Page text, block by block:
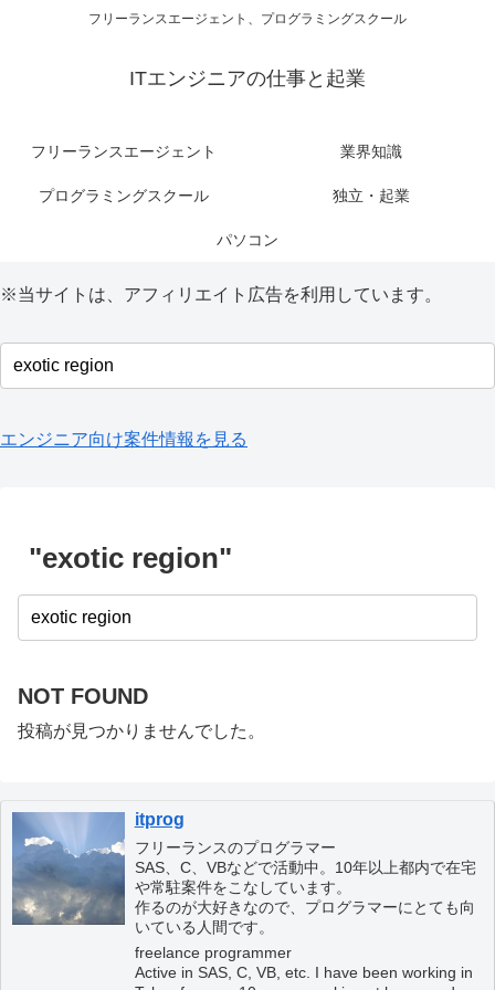
フリーランスエージェント、プログラミングスクール
ITエンジニアの仕事と起業
フリーランスエージェント 業界知識
プログラミングスクール 独立・起業
パソコン
※当サイトは、アフィリエイト広告を利用しています。
エンジニア向け案件情報を見る
"exotic region"
NOT FOUND
投稿が見つかりませんでした。
itprog
フリーランスのプログラマー
SAS、C、VBなどで活動中。10年以上都内で在宅
や常駐案件をこなしています。
作るのが大好きなので、プログラマーにとても向
いている人間です。
freelance programmer
Active in SAS, C, VB, etc. I have been working in